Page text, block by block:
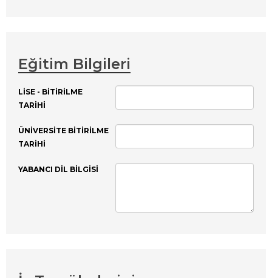
Eğitim Bilgileri
LISE - BITIRILME
TARIHI
ÜNIVERSITE BITIRILME
TARIHI
YABANCI DIL BILGISI